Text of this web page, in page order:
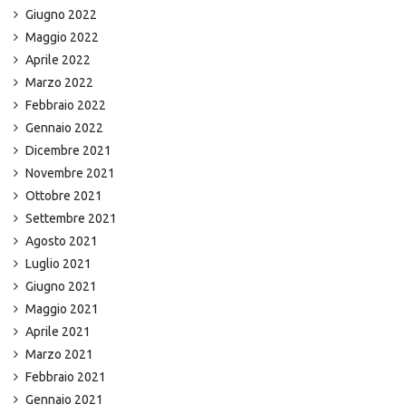
Giugno 2022
Maggio 2022
Aprile 2022
Marzo 2022
Febbraio 2022
Gennaio 2022
Dicembre 2021
Novembre 2021
Ottobre 2021
Settembre 2021
Agosto 2021
Luglio 2021
Giugno 2021
Maggio 2021
Aprile 2021
Marzo 2021
Febbraio 2021
Gennaio 2021